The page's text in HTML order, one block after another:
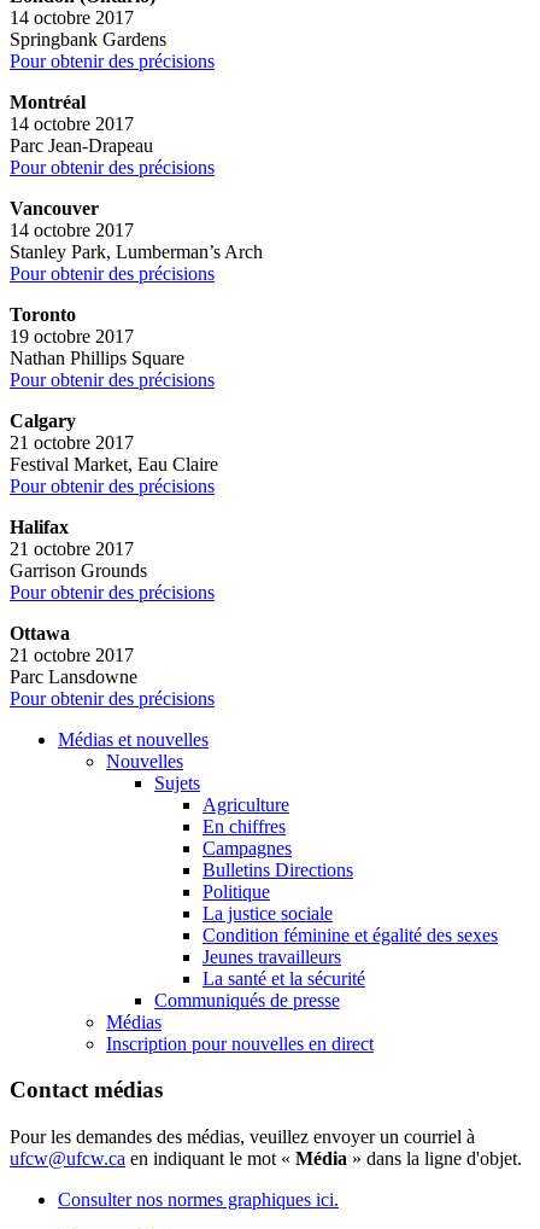
14 octobre 2017
Springbank Gardens
Pour obtenir des précisions
Montréal
14 octobre 2017
Parc Jean-Drapeau
Pour obtenir des précisions
Vancouver
14 octobre 2017
Stanley Park, Lumberman’s Arch
Pour obtenir des précisions
Toronto
19 octobre 2017
Nathan Phillips Square
Pour obtenir des précisions
Calgary
21 octobre 2017
Festival Market, Eau Claire
Pour obtenir des précisions
Halifax
21 octobre 2017
Garrison Grounds
Pour obtenir des précisions
Ottawa
21 octobre 2017
Parc Lansdowne
Pour obtenir des précisions
Médias et nouvelles
Nouvelles
Sujets
Agriculture
En chiffres
Campagnes
Bulletins Directions
Politique
La justice sociale
Condition féminine et égalité des sexes
Jeunes travailleurs
La santé et la sécurité
Communiqués de presse
Médias
Inscription pour nouvelles en direct
Contact médias
Pour les demandes des médias, veuillez envoyer un courriel à
ufcw@ufcw.ca en indiquant le mot « Média » dans la ligne d'objet.
Consulter nos normes graphiques ici.